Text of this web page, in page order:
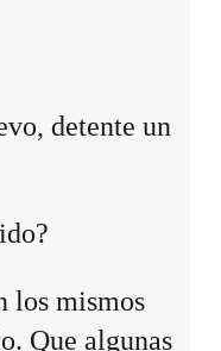
detente un
los mismos
Que algunas